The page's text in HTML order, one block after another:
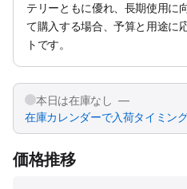
テリーともに優れ、長期使用に
て購入する場合、予算と用途に
トです。
本日は在庫なし —
在庫カレンダーで入荷タイミン
価格推移